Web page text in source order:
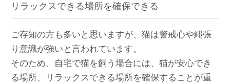
リラックスできる場所を確保できる
ご存知の方も多いと思いますが、猫は警戒心や縄張
り意識が強いと言われています。
そのため、自宅で猫を飼う場合には、猫が安心でき
る場所、リラックスできる場所を確保することが重